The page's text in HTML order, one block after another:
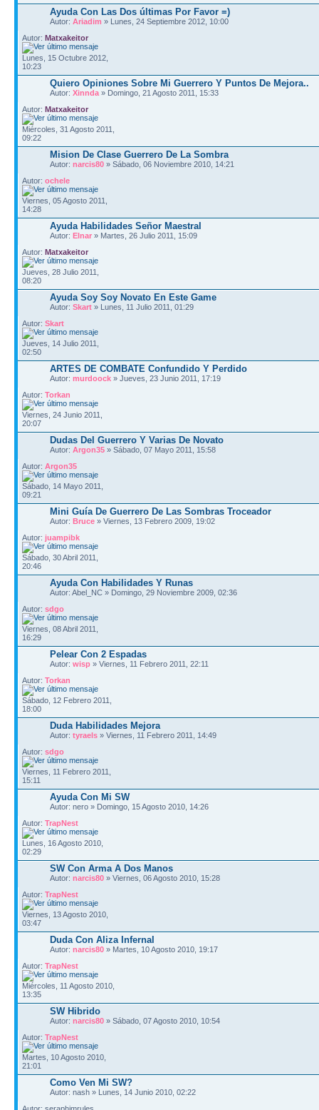
Ayuda Con Las Dos últimas Por Favor =)
Autor: Ariadim » Lunes, 24 Septiembre 2012, 10:00
Autor: Matxakeitor
Lunes, 15 Octubre 2012,
10:23
Quiero Opiniones Sobre Mi Guerrero Y Puntos De Mejora..
Autor: Xinnda » Domingo, 21 Agosto 2011, 15:33
Autor: Matxakeitor
Miércoles, 31 Agosto 2011,
09:22
Mision De Clase Guerrero De La Sombra
Autor: narcis80 » Sábado, 06 Noviembre 2010, 14:21
Autor: ochele
Viernes, 05 Agosto 2011,
14:28
Ayuda Habilidades Señor Maestral
Autor: Elnar » Martes, 26 Julio 2011, 15:09
Autor: Matxakeitor
Jueves, 28 Julio 2011,
08:20
Ayuda Soy Soy Novato En Este Game
Autor: Skart » Lunes, 11 Julio 2011, 01:29
Autor: Skart
Jueves, 14 Julio 2011,
02:50
ARTES DE COMBATE Confundido Y Perdido
Autor: murdoock » Jueves, 23 Junio 2011, 17:19
Autor: Torkan
Viernes, 24 Junio 2011,
20:07
Dudas Del Guerrero Y Varias De Novato
Autor: Argon35 » Sábado, 07 Mayo 2011, 15:58
Autor: Argon35
Sábado, 14 Mayo 2011,
09:21
Mini Guía De Guerrero De Las Sombras Troceador
Autor: Bruce » Viernes, 13 Febrero 2009, 19:02
Autor: juampibk
Sábado, 30 Abril 2011,
20:46
Ayuda Con Habilidades Y Runas
Autor: Abel_NC » Domingo, 29 Noviembre 2009, 02:36
Autor: sdgo
Viernes, 08 Abril 2011,
16:29
Pelear Con 2 Espadas
Autor: wisp » Viernes, 11 Febrero 2011, 22:11
Autor: Torkan
Sábado, 12 Febrero 2011,
18:00
Duda Habilidades Mejora
Autor: tyraels » Viernes, 11 Febrero 2011, 14:49
Autor: sdgo
Viernes, 11 Febrero 2011,
15:11
Ayuda Con Mi SW
Autor: nero » Domingo, 15 Agosto 2010, 14:26
Autor: TrapNest
Lunes, 16 Agosto 2010,
02:29
SW Con Arma A Dos Manos
Autor: narcis80 » Viernes, 06 Agosto 2010, 15:28
Autor: TrapNest
Viernes, 13 Agosto 2010,
03:47
Duda Con Aliza Infernal
Autor: narcis80 » Martes, 10 Agosto 2010, 19:17
Autor: TrapNest
Miércoles, 11 Agosto 2010,
13:35
SW Hibrido
Autor: narcis80 » Sábado, 07 Agosto 2010, 10:54
Autor: TrapNest
Martes, 10 Agosto 2010,
21:01
Como Ven Mi SW?
Autor: nash » Lunes, 14 Junio 2010, 02:22
Autor: seraphimrules